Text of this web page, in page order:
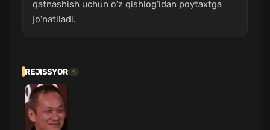
qatnashish uchun o'z qishlog'idan poytaxtga
jo'natiladi.
REJISSYOR 1